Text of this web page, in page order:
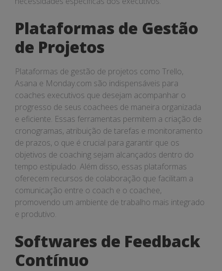
Plataformas de Gestão
de Projetos
Plataformas de gestão de projetos como Trello,
Asana e Monday.com são indispensáveis para
coaches executivos que desejam acompanhar o
progresso de seus coachees de maneira organizada
e eficiente. Essas ferramentas permitem a criação de
cronogramas, atribuição de tarefas e monitoramento
de prazos, o que é crucial para garantir que os
objetivos de coaching sejam alcançados dentro do
tempo estipulado. Além disso, essas plataformas
oferecem recursos de colaboração que facilitam a
comunicação entre o coach e o coachee,
promovendo um ambiente de trabalho mais integrado
e produtivo.
Softwares de Feedback
Contínuo